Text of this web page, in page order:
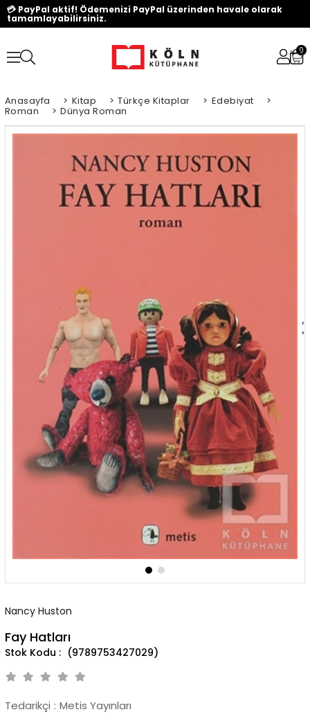
💳 PayPal aktif! Ödemenizi PayPal üzerinden havale olarak
tamamlayabilirsiniz.
0
Anasayfa > Kitap > Türkçe Kitaplar > Edebiyat >
Roman > Dünya Roman
‹
›
Nancy Huston
Fay Hatları
(9789753427029)
Tedarikçi : Metis Yayınları